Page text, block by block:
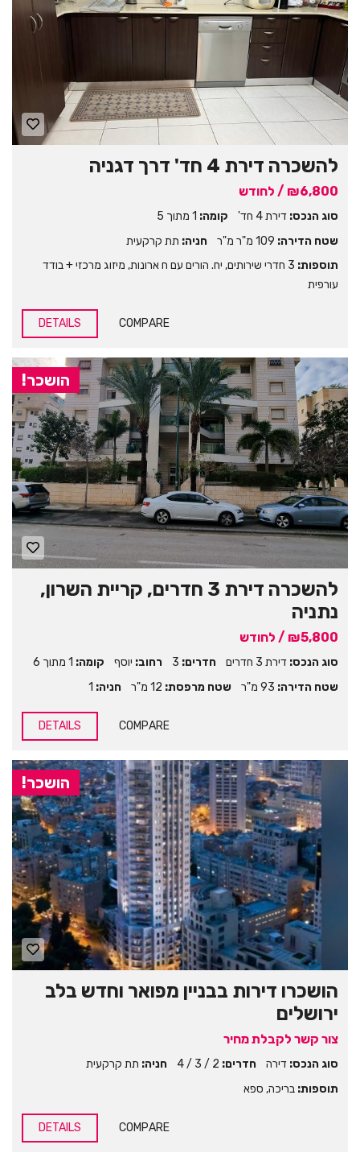
להשכרה דירת 4 חד' דרך דגניה
₪6,800 / לחודש
סוג הנכס: דירת 4 חד' קומה: 1 מתוך 5
שטח הדירה: 109 מ"ר מ"ר חניה: תת קרקעית
תוספות: 3 חדרי שירותים , יח. הורים עם ח ארונות, מיזוג מרכזי + בודד
עורפית
COMPARE
DETAILS
הושכר!
להשכרה דירת 3 חדרים, קריית השרון,
נתניה
₪5,800 / לחודש
סוג הנכס: דירת 3 חדרים חדרים: 3 רחוב: יוסף קומה: 1 מתוך 6
שטח הדירה: 93 מ"ר שטח מרפסת: 12 מ"ר חניה: 1
COMPARE
DETAILS
הושכר!
הושכרו דירות בבניין מפואר וחדש בלב
ירושלים
צור קשר לקבלת מחיר
סוג הנכס: דירה חדרים: 2 / 3 / 4 חניה: תת קרקעית
תוספות: בריכה, ספא
COMPARE
DETAILS